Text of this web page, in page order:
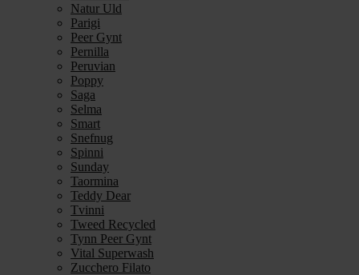
Natur Uld
Parigi
Peer Gynt
Pernilla
Peruvian
Poppy
Saga
Selma
Smart
Snefnug
Spinni
Sunday
Taormina
Teddy Dear
Tvinni
Tweed Recycled
Tynn Peer Gynt
Vital Superwash
Zucchero Filato